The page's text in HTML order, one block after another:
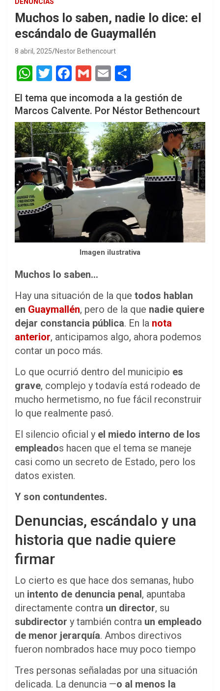
Muchos lo saben, nadie lo dice: el
escándalo de Guaymallén
8 abril, 2025 Nestor Bethencourt
W
at
s
A
p
p
T
tt
er
F
ce
b
o
o
k
G
ail
E
ail ar
e
El tema que incomoda a la gestión de
Marcos Calvente. Por Néstor Bethencourt
Imagen ilustrativa
Muchos lo saben…
Hay una situación de la que todos hablan
en Guaymallén, pero de la que nadie quiere
dejar constancia pública. En la nota
anterior, anticipamos algo, ahora podemos
contar un poco más.
Lo que ocurrió dentro del municipio es
grave, complejo y todavía está rodeado de
mucho hermetismo, no fue fácil reconstruir
lo que realmente pasó.
El silencio oficial y el miedo interno de los
empleados hacen que el tema se maneje
casi como un secreto de Estado, pero los
datos existen.
Y son contundentes.
Denuncias, escándalo y una
historia que nadie quiere
firmar
Lo cierto es que hace dos semanas, hubo
un intento de denuncia penal, apuntaba
directamente contra un director, su
subdirector y también contra un empleado
de menor jerarquía. Ambos directivos
fueron nombrados hace muy poco tiempo
Tres personas señaladas por una situación
delicada. La denuncia —o al menos la